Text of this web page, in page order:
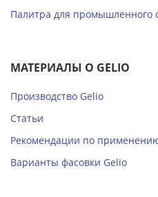
Палитра для промышленного
МАТЕРИАЛЫ О GELIO
Производство Gelio
Статьи
Рекомендации по
Варианты фасовки Gelio